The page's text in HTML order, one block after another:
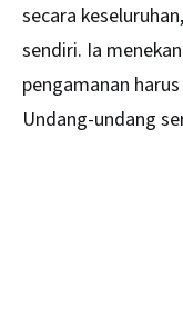
secara
sendiri. Ia
pengamanan
Undang-undang